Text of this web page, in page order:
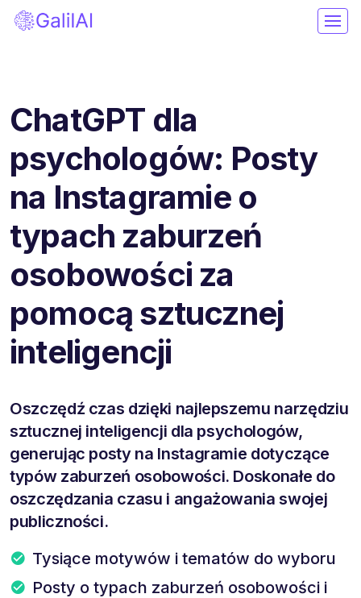
ChatGPT dla
psychologów: Posty
na Instagramie o
typach zaburzeń
osobowości za
pomocą sztucznej
inteligencji
Oszczędź czas dzięki najlepszemu narzędziu
sztucznej inteligencji dla psychologów,
generując posty na Instagramie dotyczące
typów zaburzeń osobowości. Doskonałe do
oszczędzania czasu i angażowania swojej
publiczności.
Tysiące motywów i tematów do wyboru
Posty o typach zaburzeń osobowości i